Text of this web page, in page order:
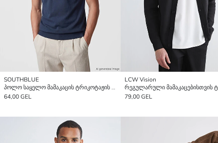
SOUTHBLUE
პოლო საყელო მამაკაცის ტრიკოტაჟის სვიტერი
64,00 GEL
LCW Vision
79,00 GEL